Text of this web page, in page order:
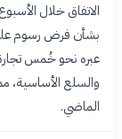
الاتفاق خلال
بشأن فرض رسوم
عبره نحو خُمس تجارة
والسلع الأساسية،
الماضي.